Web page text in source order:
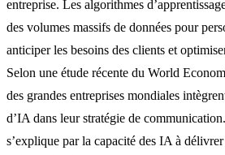
entreprise. Les algorithmes
des volumes massifs de données pour
anticiper les besoins des clients et
Selon une étude récente du World
des grandes entreprises mondiales
d’IA dans leur stratégie de
s’explique par la capacité des IA à